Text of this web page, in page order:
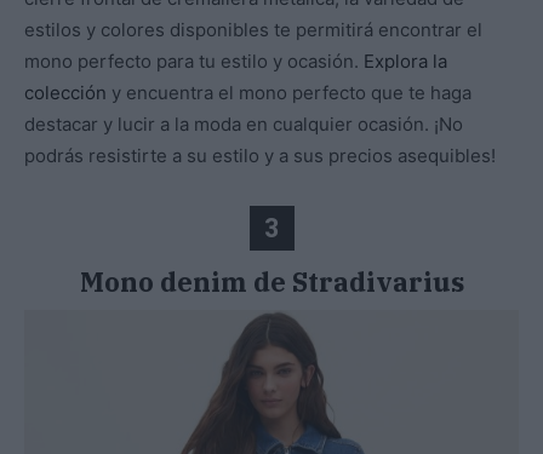
estilos y colores disponibles te permitirá encontrar el
mono perfecto para tu estilo y ocasión. Explora la
colección y encuentra el mono perfecto que te haga
destacar y lucir a la moda en cualquier ocasión. ¡No
podrás resistirte a su estilo y a sus precios asequibles!
3
Mono denim de Stradivarius